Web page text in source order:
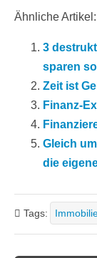
Ähnliche Artikel:
3
sparen
Zeit ist
Finanz-
Gleich
die
Tags: